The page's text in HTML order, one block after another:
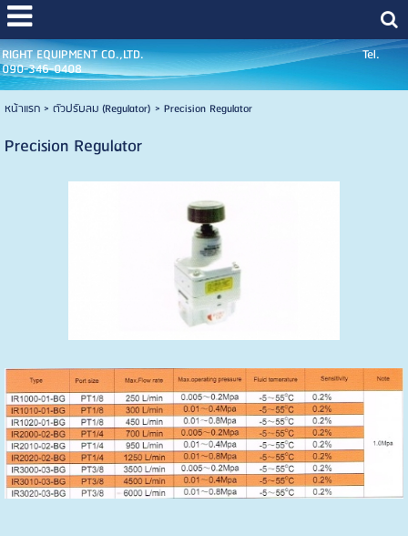
RIGHT EQUIPMENT CO.,LTD. Tel.
090-346-0408
หน้าแรก> ตัวปรับลม (Regulator) > Precision Regulator
Precision Regulator